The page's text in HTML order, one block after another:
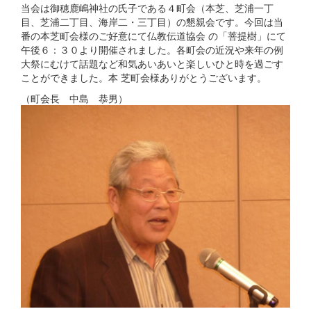
町
会
あ
り
が
と
う。
あ
い
さ
つ
の
当会は御穂鹿嶋神社の氏子である４町会（本芝、芝浦一丁
目、芝浦二丁目、海岸二・三丁目）の懇親会です。今回は当
番の本芝町会様のご好意にて仏教伝道協会 の「菩提樹」にて
午後６：３０より開催されました。各町会の近況や来年の例
大祭にむけて話題など和気あいあいと楽しいひと時を過ごす
ことができました。本 芝町会様ありがとうございます。
（町会長 中島 恭男）